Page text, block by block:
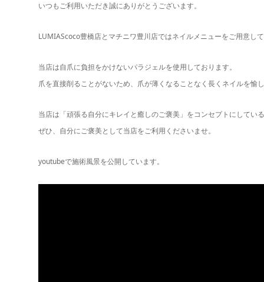
いつもご利用いただき誠にありがとうございます。
LUMIAScoco豊橋店とマチニワ豊川店ではネイルメニューをご用意し
当店は自爪に負担をかけないパラジェルを使用しております。
爪を直接削ることがないため、爪が薄くなることなく長くネイルを愉
当店は「頑張る自分にキレイと癒しのご褒美」をコンセプトにしてい
ぜひ、自分にご褒美として当店をご利用くださいませ。
youtubeで施術風景を公開しています。